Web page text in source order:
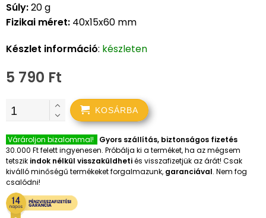
Súly:20 g
Fizikai méret: 40x15x60 mm
Készlet információ: készleten
5 790 Ft
KOSÁRBA
Várároljon bizalommal!
Gyors szállítás, biztonságos fizetés
30.000 Ft felett ingyenesen. Próbálja ki a terméket, ha az mégsem
tetszik indok nélkül visszaküldhetiés visszafizetjük az árát! Csak
kiválló minőségű termékeket forgalmazunk, garanciával. Nem fog
csalódni!